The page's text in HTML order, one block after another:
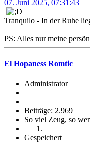
07. Juni 2025, 07:31:43
Tranquilo - In der Ruhe
PS: Alles nur meine
El Hopaness Romtic
Administrator
Beiträge: 2.969
So viel Zeug, so
Gespeichert